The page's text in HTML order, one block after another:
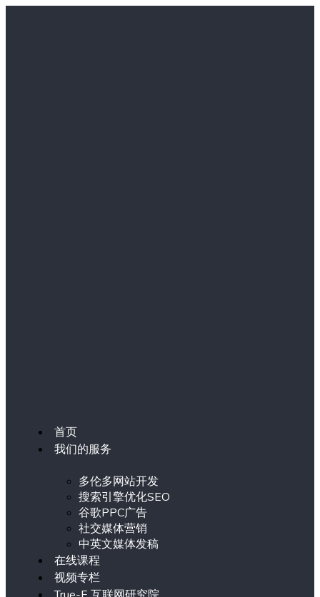
首页
我们的服务
多伦多网站开发
搜索引擎优化SEO
谷歌PPC广告
社交媒体营销
中英文媒体发稿
在线课程
视频专栏